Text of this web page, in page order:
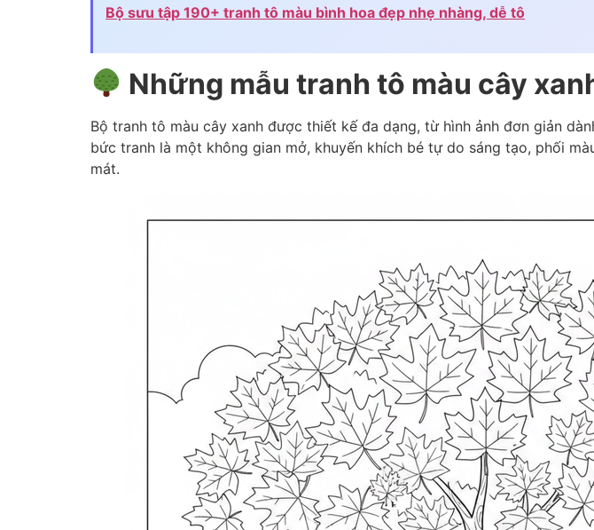
Bộ sưu tập 190+ tranh tô màu bình hoa đẹp nhẹ nhàng, dễ tô
Những mẫu tranh tô màu cây
Bộ tranh tô màu cây xanh được thiết kế đa dạng, từ hình ảnh đơn giản
bức tranh là một không gian mở, khuyến khích bé tự do sáng tạo, phối
mát.